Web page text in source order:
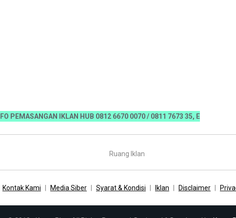
IKLAN HUB 0812 6670 0070 / 0811 7673 35,
Ruang Iklan
Kontak Kami Media Siber Syarat & Kondisi Iklan Disclaimer